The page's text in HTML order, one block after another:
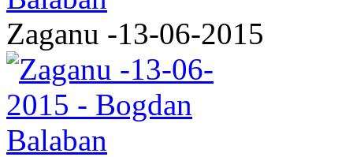
Zaganu -13-06-2015